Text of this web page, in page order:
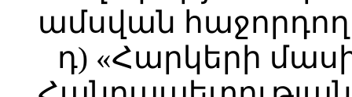
ամսվան
դ) «Հարկերի